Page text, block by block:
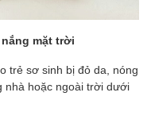
mặt trời
trẻ sơ sinh bị đỏ da, nóng
nhà hoặc ngoài trời dưới